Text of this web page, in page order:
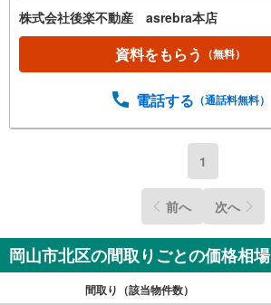
株式会社後楽不動産 asrebra本店
資料をもらう （無料）
電話する （通話料無料）
1
前へ 次へ
岡山市北区の間取りごとの価格相場
間取り（該当物件数）